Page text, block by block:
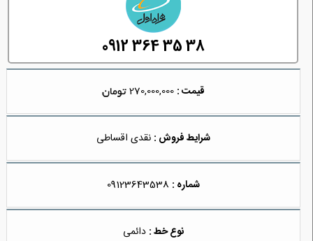
0912 364 35 38
قیمت : 270,000,000
شرایط فروش : نقدی اقساطی
شماره : 09123643538
نوع خط : دائمی